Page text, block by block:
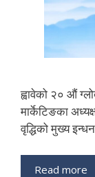
ह्वावेको २० औं
मार्केटिङका
वृद्धिको मुख्य
Read more